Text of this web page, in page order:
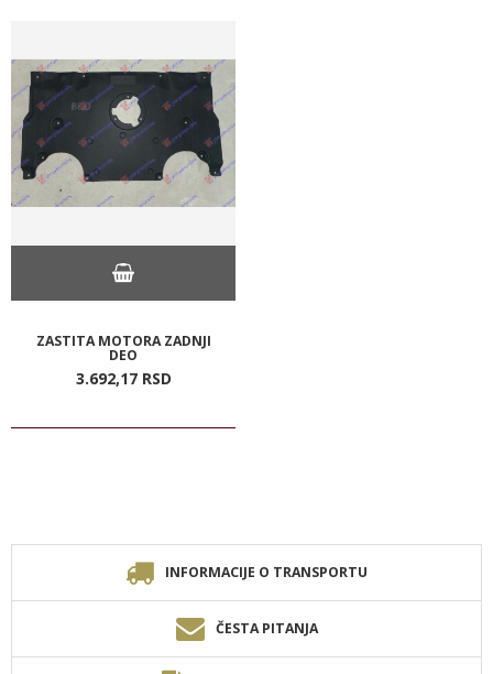
ZASTITA MOTORA ZADNJI
DEO
3.692,17 RSD
INFORMACIJE O TRANSPORTU
ČESTA PITANJA